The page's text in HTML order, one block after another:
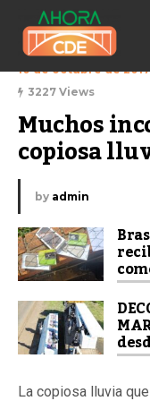
10 de octubre de 2017
3227 Views
Muchos
copiosa
by admin
La copiosa lluvia